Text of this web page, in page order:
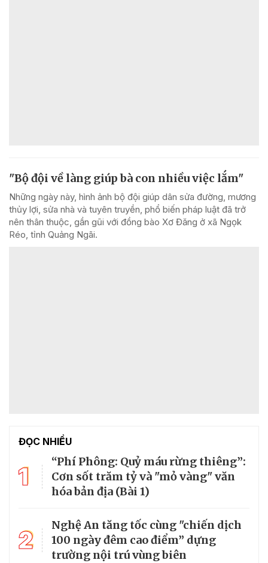
"Bộ đội về làng giúp bà con nhiều việc lắm"
Những ngày này, hình ảnh bộ đội giúp dân sửa đường, mương
thủy lợi, sửa nhà và tuyên truyền, phổ biến pháp luật đã trở
nên thân thuộc, gần gũi với đồng bào Xơ Đăng ở xã Ngọk
Réo, tỉnh Quảng Ngãi.
ĐỌC NHIỀU
1
“Phí Phông: Quỷ máu rừng thiêng”:
Cơn sốt trăm tỷ và "mỏ vàng" văn
hóa bản địa (Bài 1)
2
Nghệ An tăng tốc cùng "chiến dịch
100 ngày đêm cao điểm” dựng
trường nội trú vùng biên